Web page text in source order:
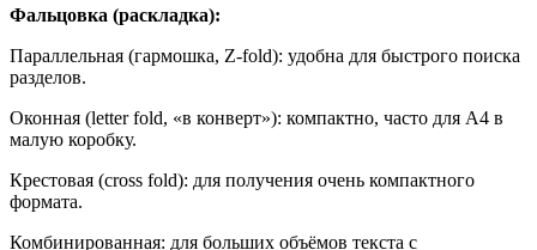
Фальцовка (раскладка):
Параллельная (гармошка, Z-fold): удобна для быстрого поиска
разделов.
Оконная (letter fold, «в конверт»): компактно, часто для A4 в
малую коробку.
Крестовая (cross fold): для получения очень компактного
формата.
Комбинированная: для больших объёмов текста с